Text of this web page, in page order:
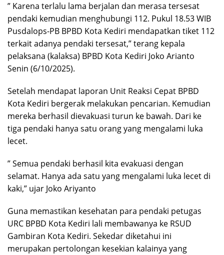
” Karena terlalu lama berjalan dan merasa tersesat
pendaki kemudian menghubungi 112. Pukul 18.53 WIB
Pusdalops-PB BPBD Kota Kediri mendapatkan tiket 112
terkait adanya pendaki tersesat,” terang kepala
pelaksana (kalaksa) BPBD Kota Kediri Joko Arianto
Senin (6/10/2025).
Setelah mendapat laporan Unit Reaksi Cepat BPBD
Kota Kediri bergerak melakukan pencarian. Kemudian
mereka berhasil dievakuasi turun ke bawah. Dari ke
tiga pendaki hanya satu orang yang mengalami luka
lecet.
” Semua pendaki berhasil kita evakuasi dengan
selamat. Hanya ada satu yang mengalami luka lecet di
kaki,” ujar Joko Ariyanto
Guna memastikan kesehatan para pendaki petugas
URC BPBD Kota Kediri lali membawanya ke RSUD
Gambiran Kota Kediri. Sekedar diketahui ini
merupakan pertolongan kesekian kalainya yang